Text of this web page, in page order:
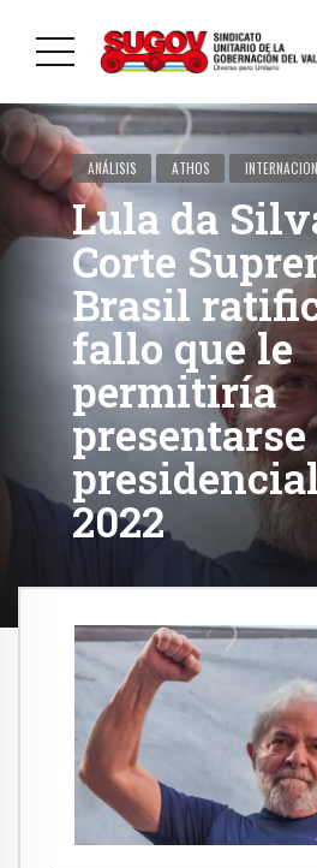
ANÁLISIS ATHOS
Lula da
Corte
Brasil
fallo que le
permitiría
presentarse
2022